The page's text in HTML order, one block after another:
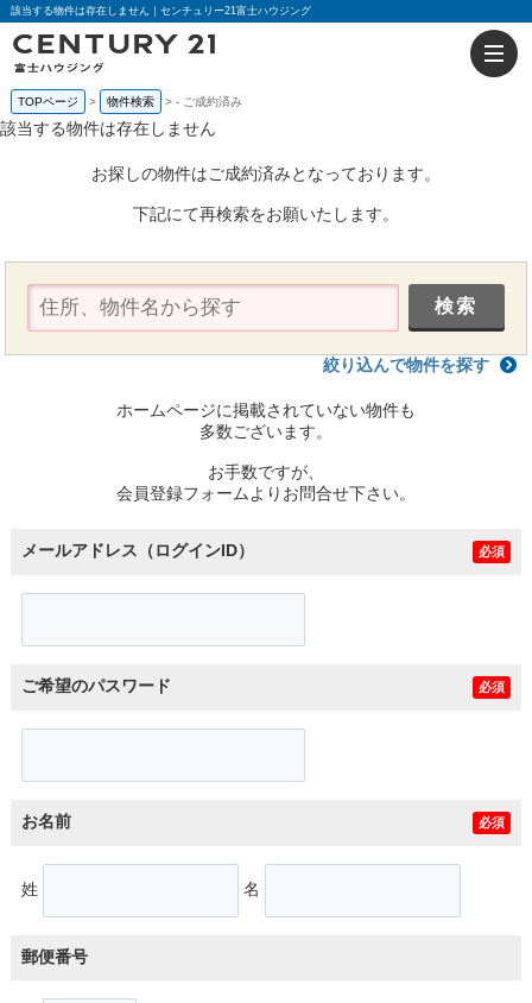
該当する物件は存在しません｜センチュリー21富士ハウジング
TOPページ 物件検索 - ご成約済み
該当する物件は存在しません
お探しの物件はご成約済みとなっております。
下記にて再検索をお願いたします。
絞り込んで物件を探す
ホームページに掲載されていない物件も
多数ございます。
お手数ですが、
会員登録フォームよりお問合せ下さい。
メールアドレス（ログインID） 必須
ご希望のパスワード 必須
お名前 必須
姓 名
郵便番号